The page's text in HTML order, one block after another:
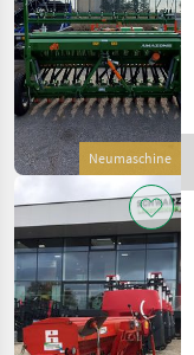
Neumaschine